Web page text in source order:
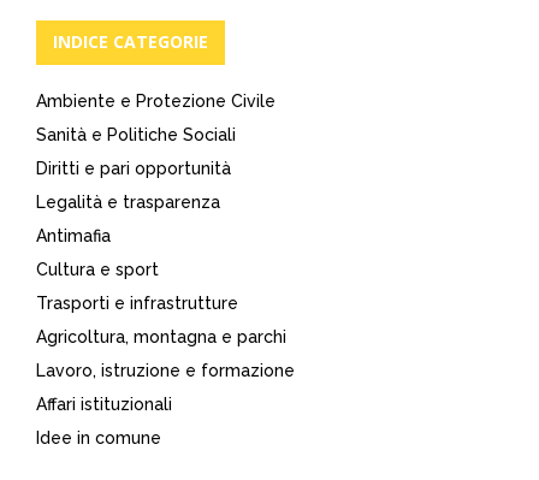
INDICE CATEGORIE
Ambiente e Protezione Civile
Sanità e Politiche Sociali
Diritti e pari opportunità
Legalità e trasparenza
Antimafia
Cultura e sport
Trasporti e infrastrutture
Agricoltura, montagna e parchi
Lavoro, istruzione e formazione
Affari istituzionali
Idee in comune